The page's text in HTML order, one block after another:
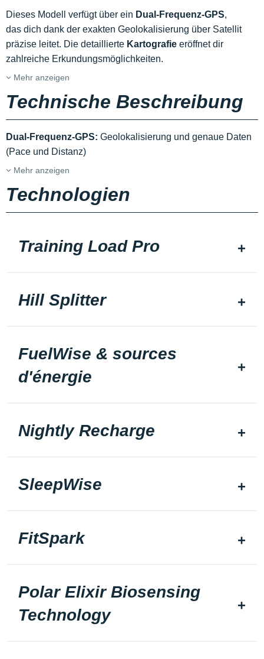
Dieses Modell verfügt über ein Dual-Frequenz-GPS,
das dich dank der exakten Geolokalisierung über Satellit
präzise leitet. Die detaillierte Kartografie eröffnet dir
zahlreiche Erkundungsmöglichkeiten.
Mehr anzeigen
Technische Beschreibung
Dual-Frequenz-GPS: Geolokalisierung und genaue Daten
(Pace und Distanz)
Mehr anzeigen
Technologien
Training Load Pro
Hill Splitter
FuelWise & sources
d'énergie
Nightly Recharge
SleepWise
FitSpark
Polar Elixir Biosensing
Technology